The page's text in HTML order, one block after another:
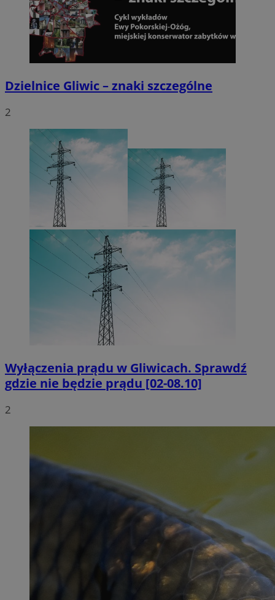
Dzielnice Gliwic – znaki szczególne
2
Wyłączenia prądu w Gliwicach. Sprawdź
gdzie nie będzie prądu [02-08.10]
2